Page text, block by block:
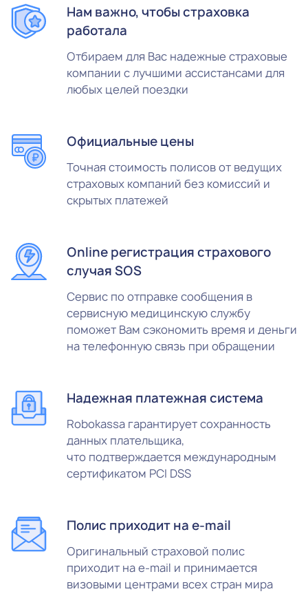
Нам важно, чтобы страховка
работала
Отбираем для Вас надежные страховые
компании с лучшими ассистансами для
любых целей поездки
Официальные цены
Точная стоимость полисов от ведущих
страховых компаний без комиссий и
скрытых платежей
Online регистрация страхового
случая SOS
Сервис по отправке сообщения в
сервисную медицинскую службу
поможет Вам сэкономить время и деньги
на телефонную связь при обращении
Надежная платежная система
Robokassa гарантирует сохранность
данных плательщика,
что подтверждается международным
сертификатом PCI DSS
Полис приходит на e-mail
Оригинальный страховой полис
приходит на e-mail и принимается
визовыми центрами всех стран мира